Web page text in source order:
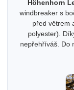
Höhenhorn
windbreaker s
před větrem
polyester).
nepřehříváš. Do